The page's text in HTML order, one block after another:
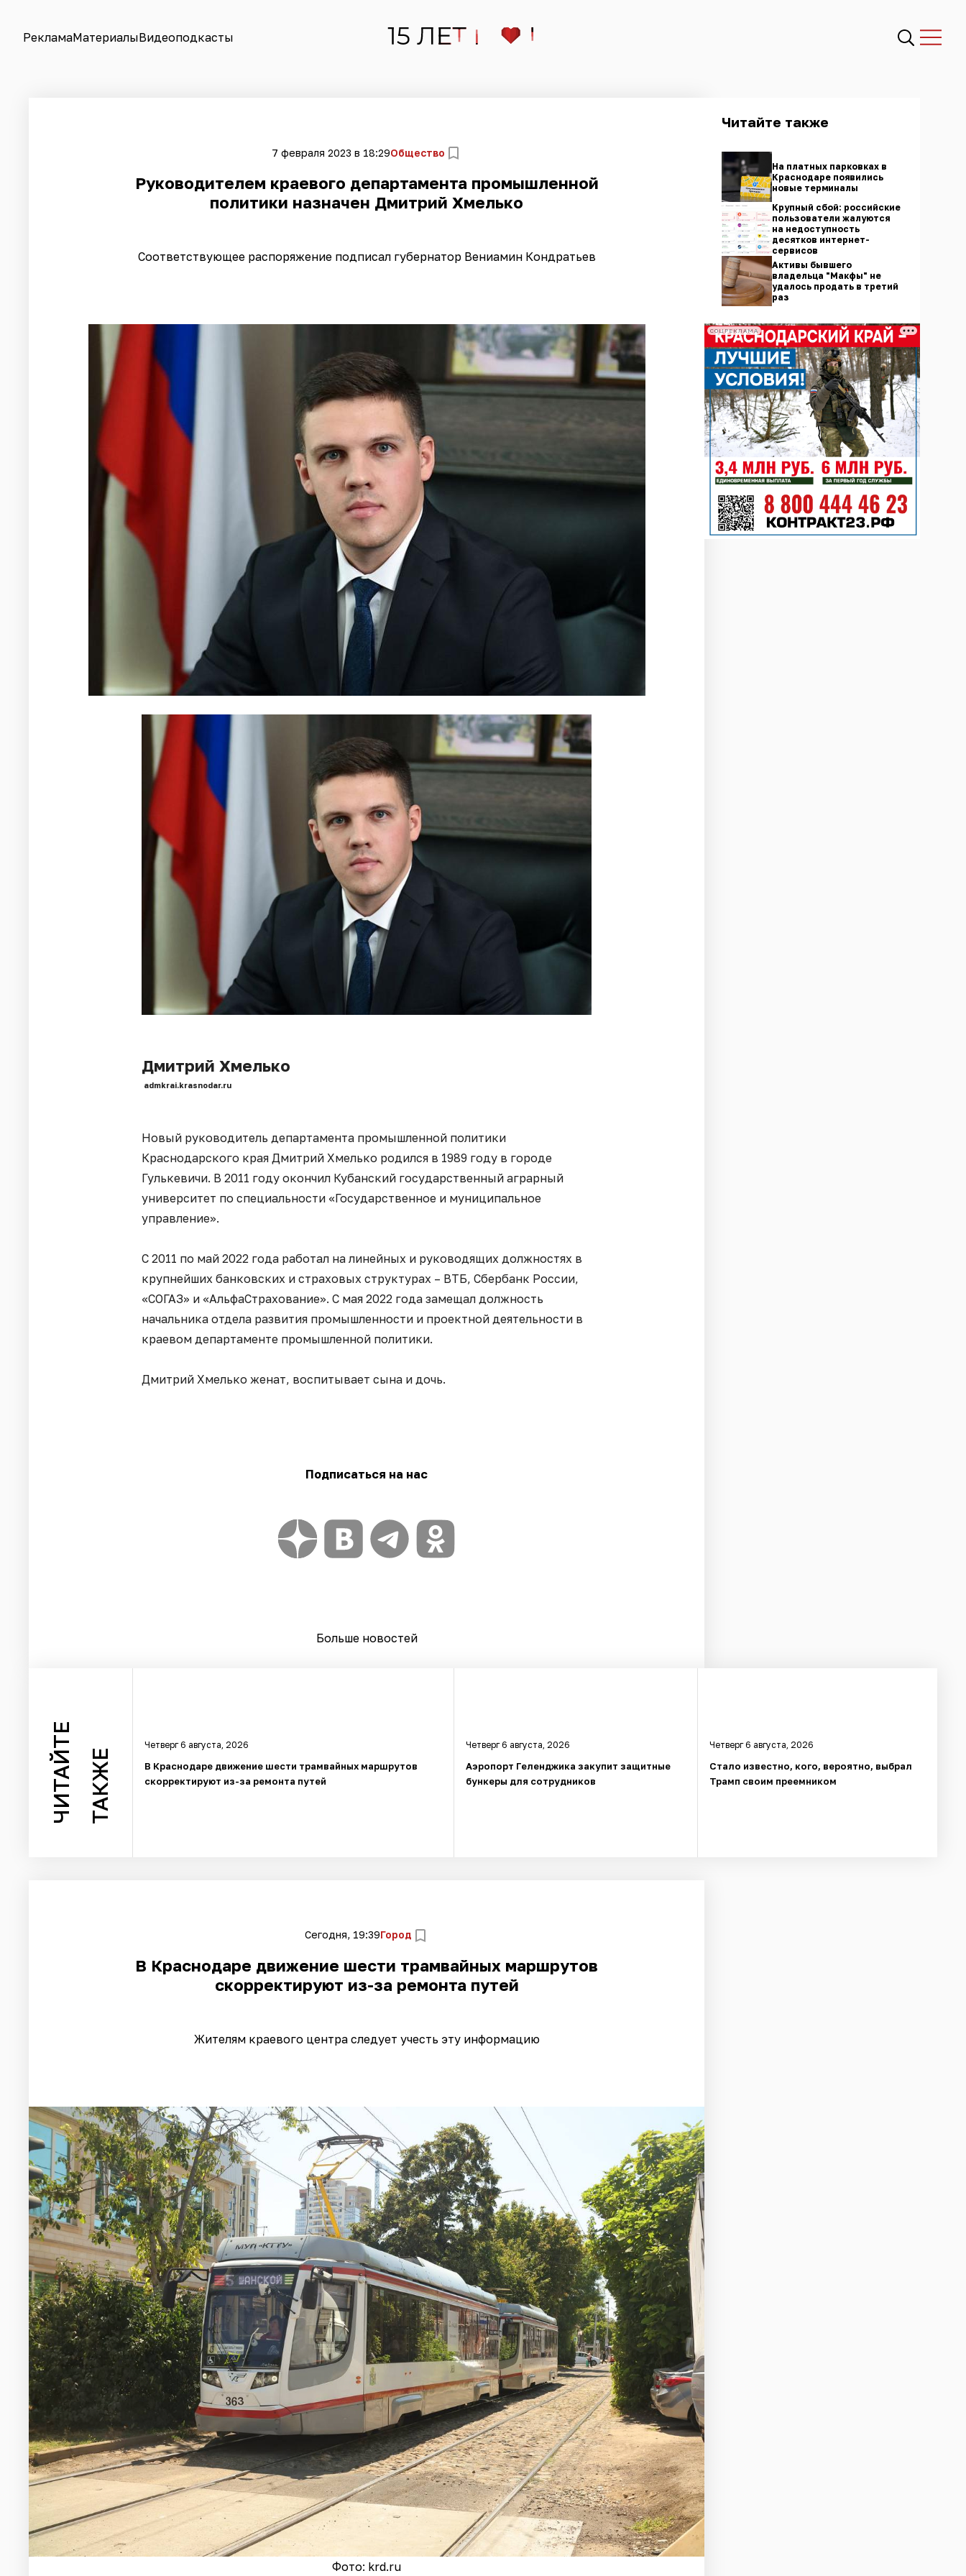
РекламаМатериалыВидеоподкасты
7 февраля 2023 в 18:29Общество
Руководителем краевого департамента промышленной
политики назначен Дмитрий Хмелько
Соответствующее распоряжение подписал губернатор Вениамин Кондратьев
Дмитрий Хмелько
admkrai.krasnodar.ru
Новый руководитель департамента промышленной политики
Краснодарского края Дмитрий Хмелько родился в 1989 году в городе
Гулькевичи. В 2011 году окончил Кубанский государственный аграрный
университет по специальности «Государственное и муниципальное
управление».
С 2011 по май 2022 года работал на линейных и руководящих должностях в
крупнейших банковских и страховых структурах – ВТБ, Сбербанк России,
«СОГАЗ» и «АльфаСтрахование». С мая 2022 года замещал должность
начальника отдела развития промышленности и проектной деятельности в
краевом департаменте промышленной политики.
Дмитрий Хмелько женат, воспитывает сына и дочь.
Подписаться на нас
Больше новостей
Читайте также
На платных парковках в
Краснодаре появились
новые терминалы
Крупный сбой: российские
пользователи жалуются
на недоступность
десятков интернет-
сервисов
Активы бывшего
владельца "Макфы" не
удалось продать в третий
раз
СОЦРЕКЛАМА
ЧИТАЙТЕ ТАКЖЕ
Четверг 6 августа, 2026
В Краснодаре движение шести трамвайных маршрутов
скорректируют из-за ремонта путей
Четверг 6 августа, 2026
Аэропорт Геленджика закупит защитные
бункеры для сотрудников
Четверг 6 августа, 2026
Стало известно, кого, вероятно, выбрал
Трамп своим преемником
Сегодня, 19:39Город
В Краснодаре движение шести трамвайных маршрутов
скорректируют из-за ремонта путей
Жителям краевого центра следует учесть эту информацию
Фото: krd.ru